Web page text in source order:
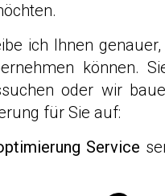
ich Ihnen
können.
oder wir
für Sie auf:
Service